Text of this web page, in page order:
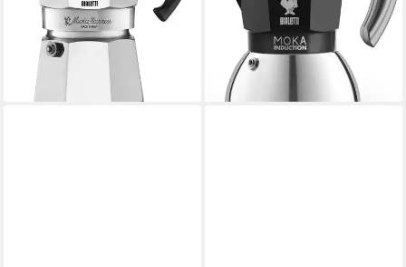
-26%
lieferbar - in 3-4 Werktagen bei dir
ab 38,22 € UVP 54,90 €
-30%
lieferbar - in 3-4 Werktagen bei dir